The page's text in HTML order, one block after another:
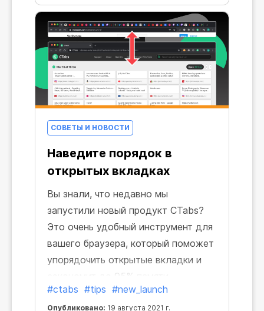
выбирайте свои любимые!
СОВЕТЫ И НОВОСТИ
Наведите порядок в
открытых вкладках
Вы знали, что недавно мы
запустили новый продукт CTabs?
Это очень удобный инструмент для
вашего браузера, который поможет
упорядочить открытые вкладки и
сэкономит до 95% памяти.
#ctabs #tips #new_launch
Опубликовано: 19 августа 2021 г.